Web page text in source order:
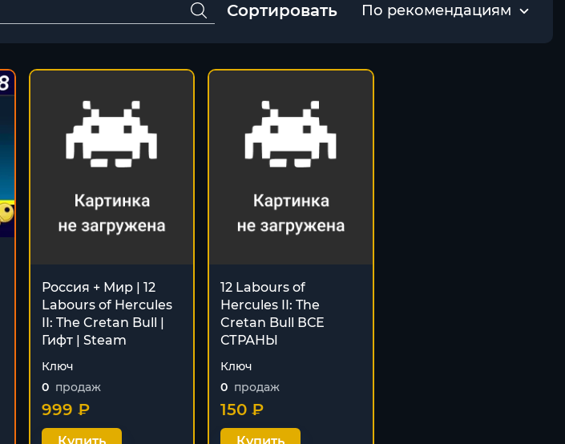
Сортировать По рекомендациям
Россия + Мир | 12
Labours of Hercules
II: The Cretan Bull |
Гифт | Steam
Ключ
0 продаж
999 ₽
12 Labours of
Hercules II: The
Cretan Bull ВСЕ
СТРАНЫ
Ключ
0 продаж
150 ₽